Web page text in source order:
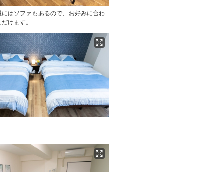
にはソファもあるので、お好みに合わ
けます。